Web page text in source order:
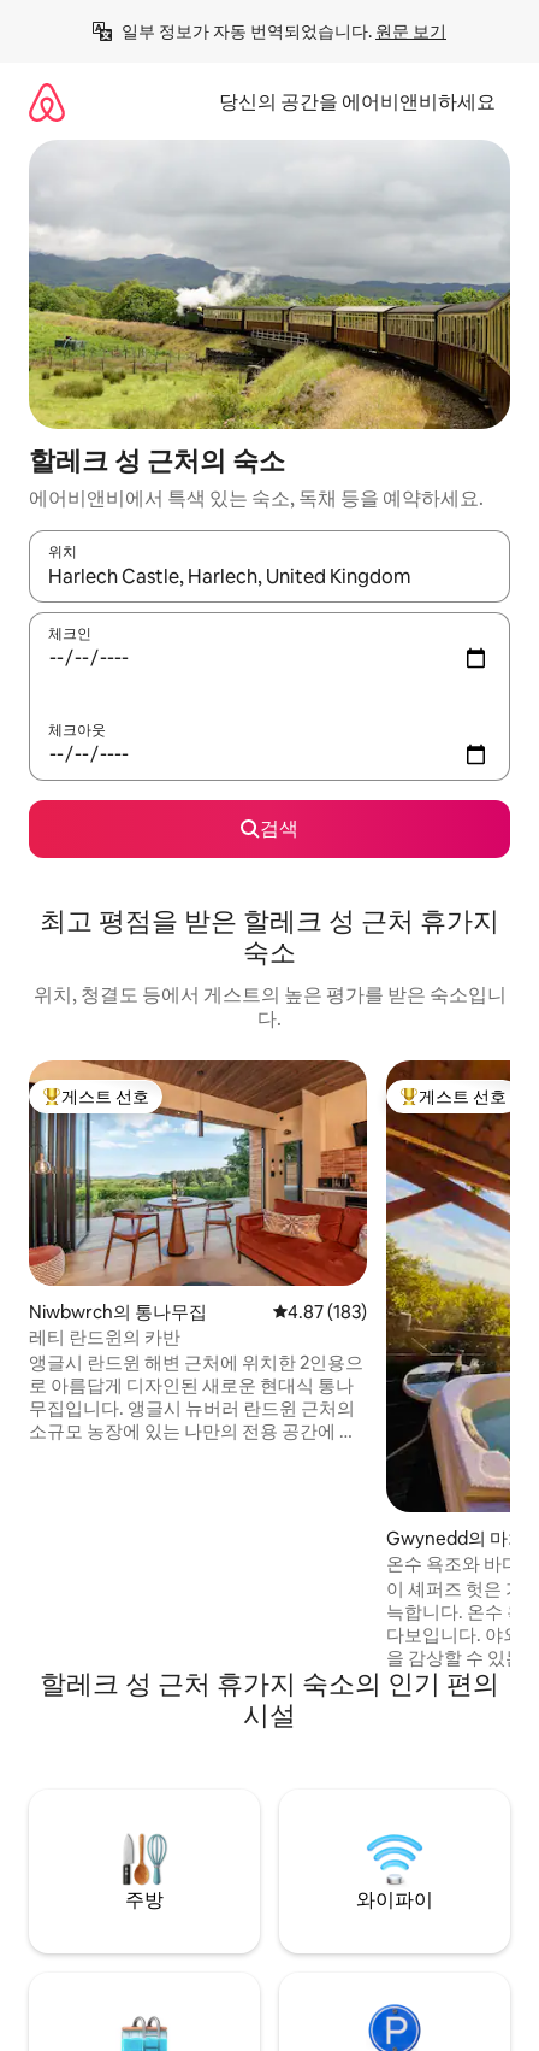
일부 정보가 자동 번역되었습니다. 원문 보기
당신의 공간을 에어비앤비하세요
할레크 성 근처의 숙소
에어비앤비에서 특색 있는 숙소, 독채 등을 예약하세요.
위치
결과가 나오면 위·아래 화살표 키를 사용하거나 터치 또는 스와이
체크인
체크아웃
검색
최고 평점을 받은 할레크 성 근처 휴가지
숙소
위치, 청결도 등에서 게스트의 높은 평가를 받은 숙소입니
다.
상위 게스트 선호
게스트 선호
Niwbwrch의 통나무집 평점 4.87점(5점 만점), 후기 183
4.87 (183)
레티 란드윈의 카반
앵글시 란드윈 해변 근처에 위치한 2인용으
로 아름답게 디자인된 새로운 현대식 통나
무집입니다. 앵글시 뉴버러 란드윈 근처의
소규모 농장에 있는 나만의 전용 공간에 자
상위 게스트 선호
게스트 선호
Gwynedd의 마차
온수 욕조와 바다
오두막
이 셰퍼즈 헛은 가
늑합니다. 온수 욕
다보입니다. 야외
을 감상할 수 있는
난 자연 아름다움
맨틱한 휴가를 보
통나무집을 확인해
할레크 성 근처 휴가지 숙소의 인기 편의
시설
주방 와이파이